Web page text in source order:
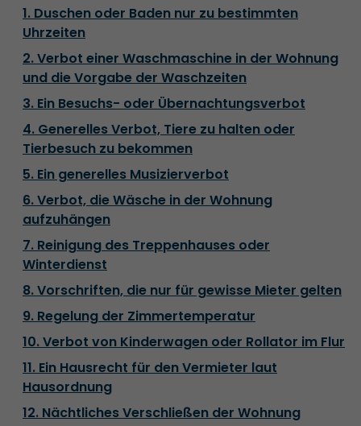
1. Duschen oder Baden nur zu bestimmten
Uhrzeiten
2. Verbot einer Waschmaschine in der Wohnung
und die Vorgabe der Waschzeiten
3. Ein Besuchs- oder Übernachtungsverbot
4. Generelles Verbot, Tiere zu halten oder
Tierbesuch zu bekommen
5. Ein generelles Musizierverbot
6. Verbot, die Wäsche in der Wohnung
aufzuhängen
7. Reinigung des Treppenhauses oder
Winterdienst
8. Vorschriften, die nur für gewisse Mieter gelten
9. Regelung der Zimmertemperatur
10. Verbot von Kinderwagen oder Rollator im Flur
11. Ein Hausrecht für den Vermieter laut
Hausordnung
12. Nächtliches Verschließen der Wohnung